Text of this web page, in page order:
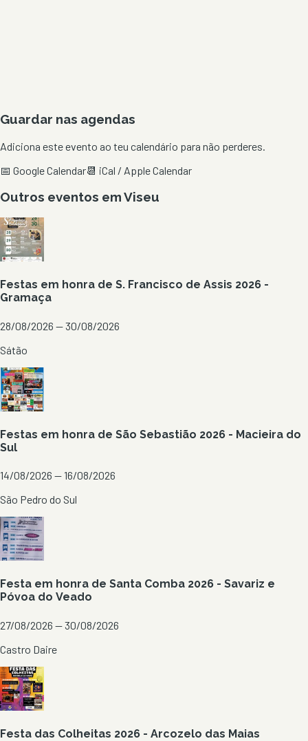
Guardar nas agendas
Adiciona este evento ao teu calendário para não perderes.
📅 Google Calendar📆 iCal / Apple Calendar
Outros eventos emViseu
Festas em honra de S. Francisco de Assis 2026 -
Gramaça
28/08/2026 — 30/08/2026
Sátão
Festas em honra de São Sebastião 2026 - Macieira do
Sul
14/08/2026 — 16/08/2026
São Pedro do Sul
Festa em honra de Santa Comba 2026 - Savariz e
Póvoa do Veado
27/08/2026 — 30/08/2026
Castro Daire
Festa das Colheitas 2026 - Arcozelo das Maias